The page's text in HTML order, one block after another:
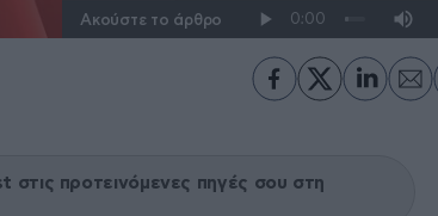
Ακούστε το άρθρο
στις προτεινόμενες πηγές σου στη